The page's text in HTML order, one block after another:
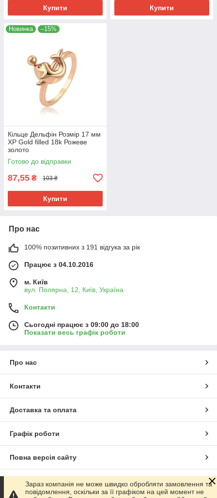
Купити Купити
Новинка –15%
Кільце Дельфін Розмір 17 мм
ХР Gold filled 18k Рожеве
золото
Готово до відправки
87,55 ₴ 103 ₴
Купити
Про нас
100% позитивних з 191 відгука за рік
Працює з 04.10.2016
м. Київ
вул. Полярна, 12, Київ, Україна
Контакти
Сьогодні працює з 09:00 до 18:00
Показати весь графік роботи
Про нас
Контакти
Доставка та оплата
Графік роботи
Повна версія сайту
Сайт створено на маркетплейсі Prom.ua
Зараз компанія не може швидко обробляти замовлення та
повідомлення, оскільки за її графіком на цей момент не